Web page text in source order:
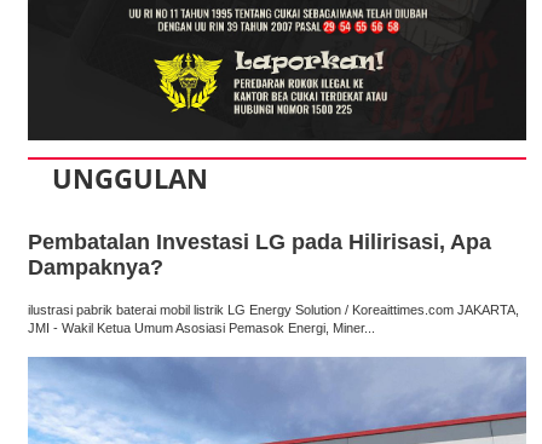
UNGGULAN
Pembatalan Investasi LG pada Hilirisasi, Apa
Dampaknya?
ilustrasi pabrik baterai mobil listrik LG Energy Solution / Koreaittimes.com JAKARTA,
JMI - Wakil Ketua Umum Asosiasi Pemasok Energi, Miner...